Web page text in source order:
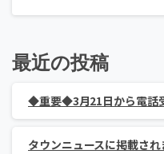
最近の投稿
◆重要◆3月21日から電話
タウンニュースに掲載され